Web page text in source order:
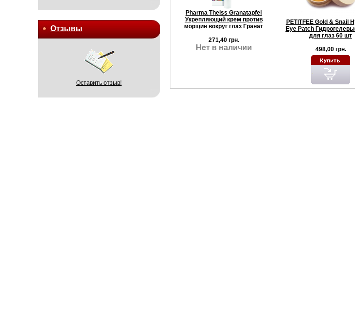
Отзывы
Оставить отзыв!
Pharma Theiss Granatapfel
Укрепляющий крем против
морщин вокруг глаз Гранат
271,40 грн.
Нет в наличии
PETITFEE Gold & Snail
Eye Patch
для глаз 60 шт
498,00 грн.